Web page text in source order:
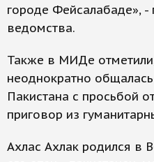
городе Фейсалабаде»,
ведомства.
Также в МИДе
неоднократно
Пакистана с просьбой
приговор из
Ахлас Ахлак родился в